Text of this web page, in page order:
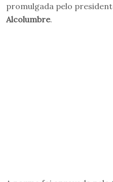
promulgada pelo
Alcolumbre.